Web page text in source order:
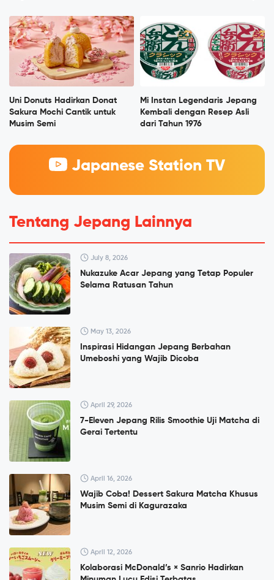
Uni Donuts Hadirkan Donat
Sakura Mochi Cantik untuk
Musim Semi
Mi Instan Legendaris Jepang
Kembali dengan Resep Asli
dari Tahun 1976
Japanese Station TV
Tentang Jepang Lainnya
July 8, 2026
Nukazuke Acar Jepang yang Tetap Populer
Selama Ratusan Tahun
May 13, 2026
Inspirasi Hidangan Jepang Berbahan
Umeboshi yang Wajib Dicoba
April 29, 2026
7-Eleven Jepang Rilis Smoothie Uji Matcha di
Gerai Tertentu
April 16, 2026
Wajib Coba! Dessert Sakura Matcha Khusus
Musim Semi di Kagurazaka
April 12, 2026
Kolaborasi McDonald’s × Sanrio Hadirkan